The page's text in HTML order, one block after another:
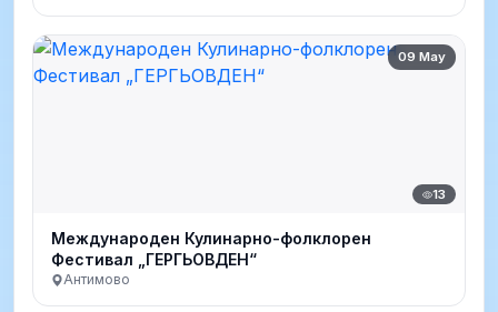
09 May
13
Международен Кулинарно-фолклорен
Фестивал „ГЕРГЬОВДЕН“
Антимово